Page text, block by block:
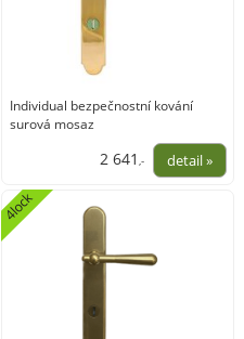
Individual bezpečnostní kování
surová mosaz
2 641 ,-
4lock